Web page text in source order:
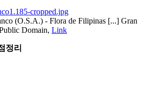
(O.S.A.) - Flora de Filipinas [...] Gran
Domain, Link
정리